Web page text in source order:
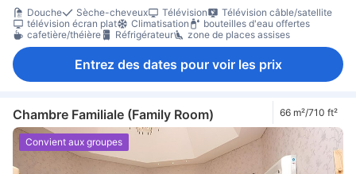
Douche
Sèche-cheveux Télévision
Télévision câble/satellite
télévision écran plat
Climatisation
bouteilles d'eau offertes
cafetière/théière
Réfrigérateur zone de places assises
Entrez des dates pour voir les prix
Chambre Familiale (Family Room) 66 m²/710 ft²
Convient aux groupes